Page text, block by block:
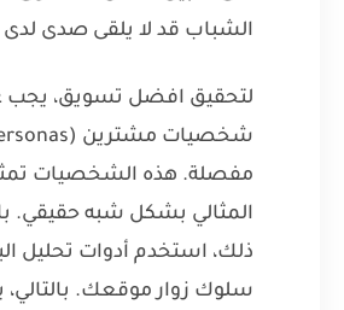
الشباب قد لا يلقى صدى لدى
لتحقيق افضل تسويق، يجب
مفصلة. هذه الشخصيات
المثالي بشكل شبه حقيقي.
ذلك، استخدم أدوات تحليل
سلوك زوار موقعك.